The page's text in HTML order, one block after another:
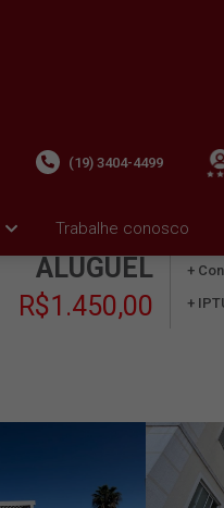
Trabalhe conosco
(19) 3404-4499
ALUGUEL
R$1.450,00
+
+